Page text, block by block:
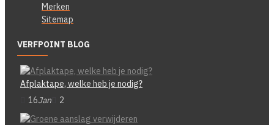
Merken
Sitemap
VERFPOINT BLOG
Afplaktape, welke heb je nodig?
16Jan 2